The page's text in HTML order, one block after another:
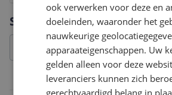
Specificaties
Overige
Vraag 1 van 4
ook verwerken voor deze en
doeleinden, waaronder het
nauwkeurige
apparaateigenschappen. Uw
gelden alleen voor deze
leveranciers kunnen zich
gerechtvaardigd belang in